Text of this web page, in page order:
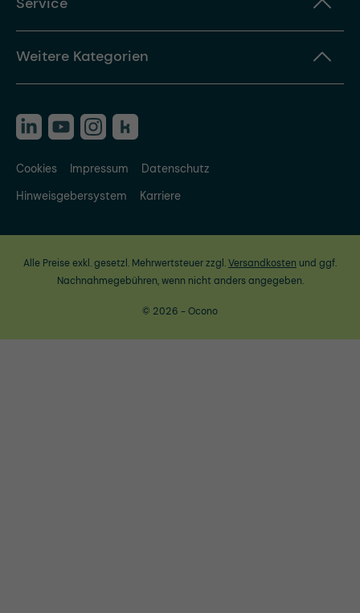
Weitere Kategorien
Cookies Impressum
Datenschutz
Hinweisgebersystem
Karriere
Alle Preise exkl. gesetzl. Mehrwertsteuer zzgl.Versandkosten und ggf.
Nachnahmegebühren, wenn nicht anders angegeben.
© 2026 - Ocono